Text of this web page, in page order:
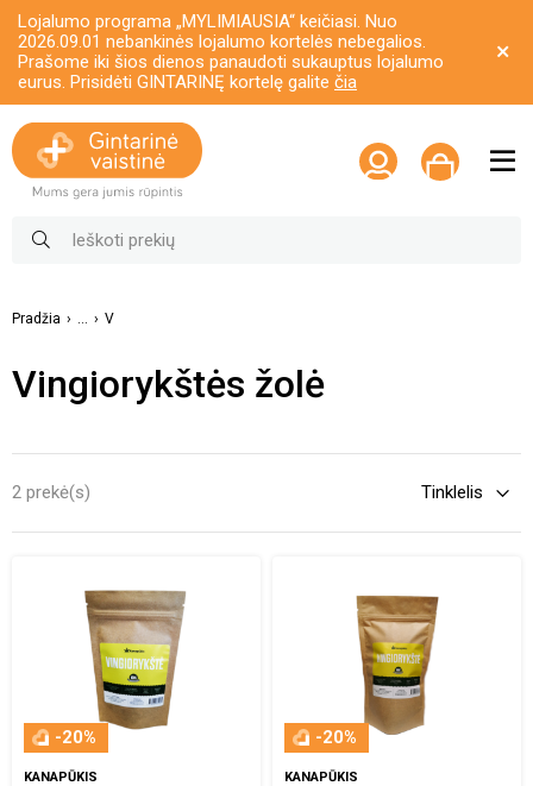
Lojalumo programa „MYLIMIAUSIA“ keičiasi. Nuo
2026.09.01 nebankinės lojalumo kortelės nebegalios.
Prašome iki šios dienos panaudoti sukauptus lojalumo
eurus. Prisidėti GINTARINĘ kortelę galite čia
Pradžia ... V
Vingiorykštės žolė
2 prekė(s)
-20%
KANAPŪKIS
-20%
KANAPŪKIS